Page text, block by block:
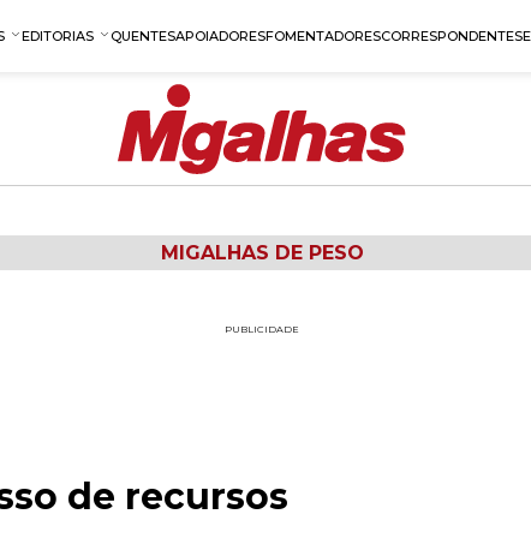
EDITORIAS QUENTESAPOIADORESFOMENTADORESCORRESPONDENTES
MIGALHAS DE PESO
PUBLICIDADE
de recursos